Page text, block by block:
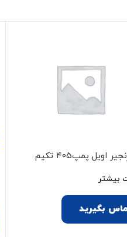
اویل پمپ۴۰۵ تکیم
بیشتر
بگیرید